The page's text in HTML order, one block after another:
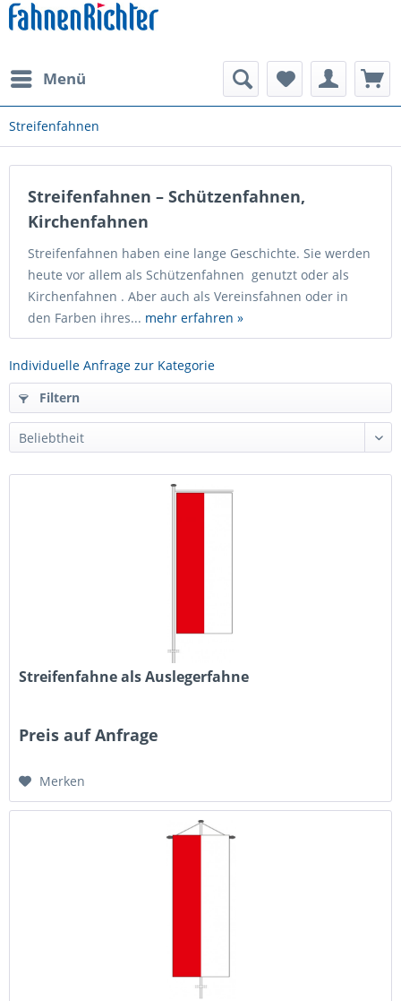
Menü
Streifenfahnen
Streifenfahnen – Schützenfahnen,
Kirchenfahnen
Streifenfahnen haben eine lange Geschichte. Sie werden
heute vor allem als Schützenfahnen genutzt oder als
Kirchenfahnen . Aber auch als Vereinsfahnen oder in
den Farben ihres... mehr erfahren »
Individuelle Anfrage zur Kategorie
Filtern
Streifenfahne als Auslegerfahne
Preis auf Anfrage
Merken